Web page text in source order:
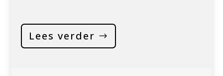
Lees verder